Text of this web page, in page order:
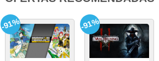
-91% -91%